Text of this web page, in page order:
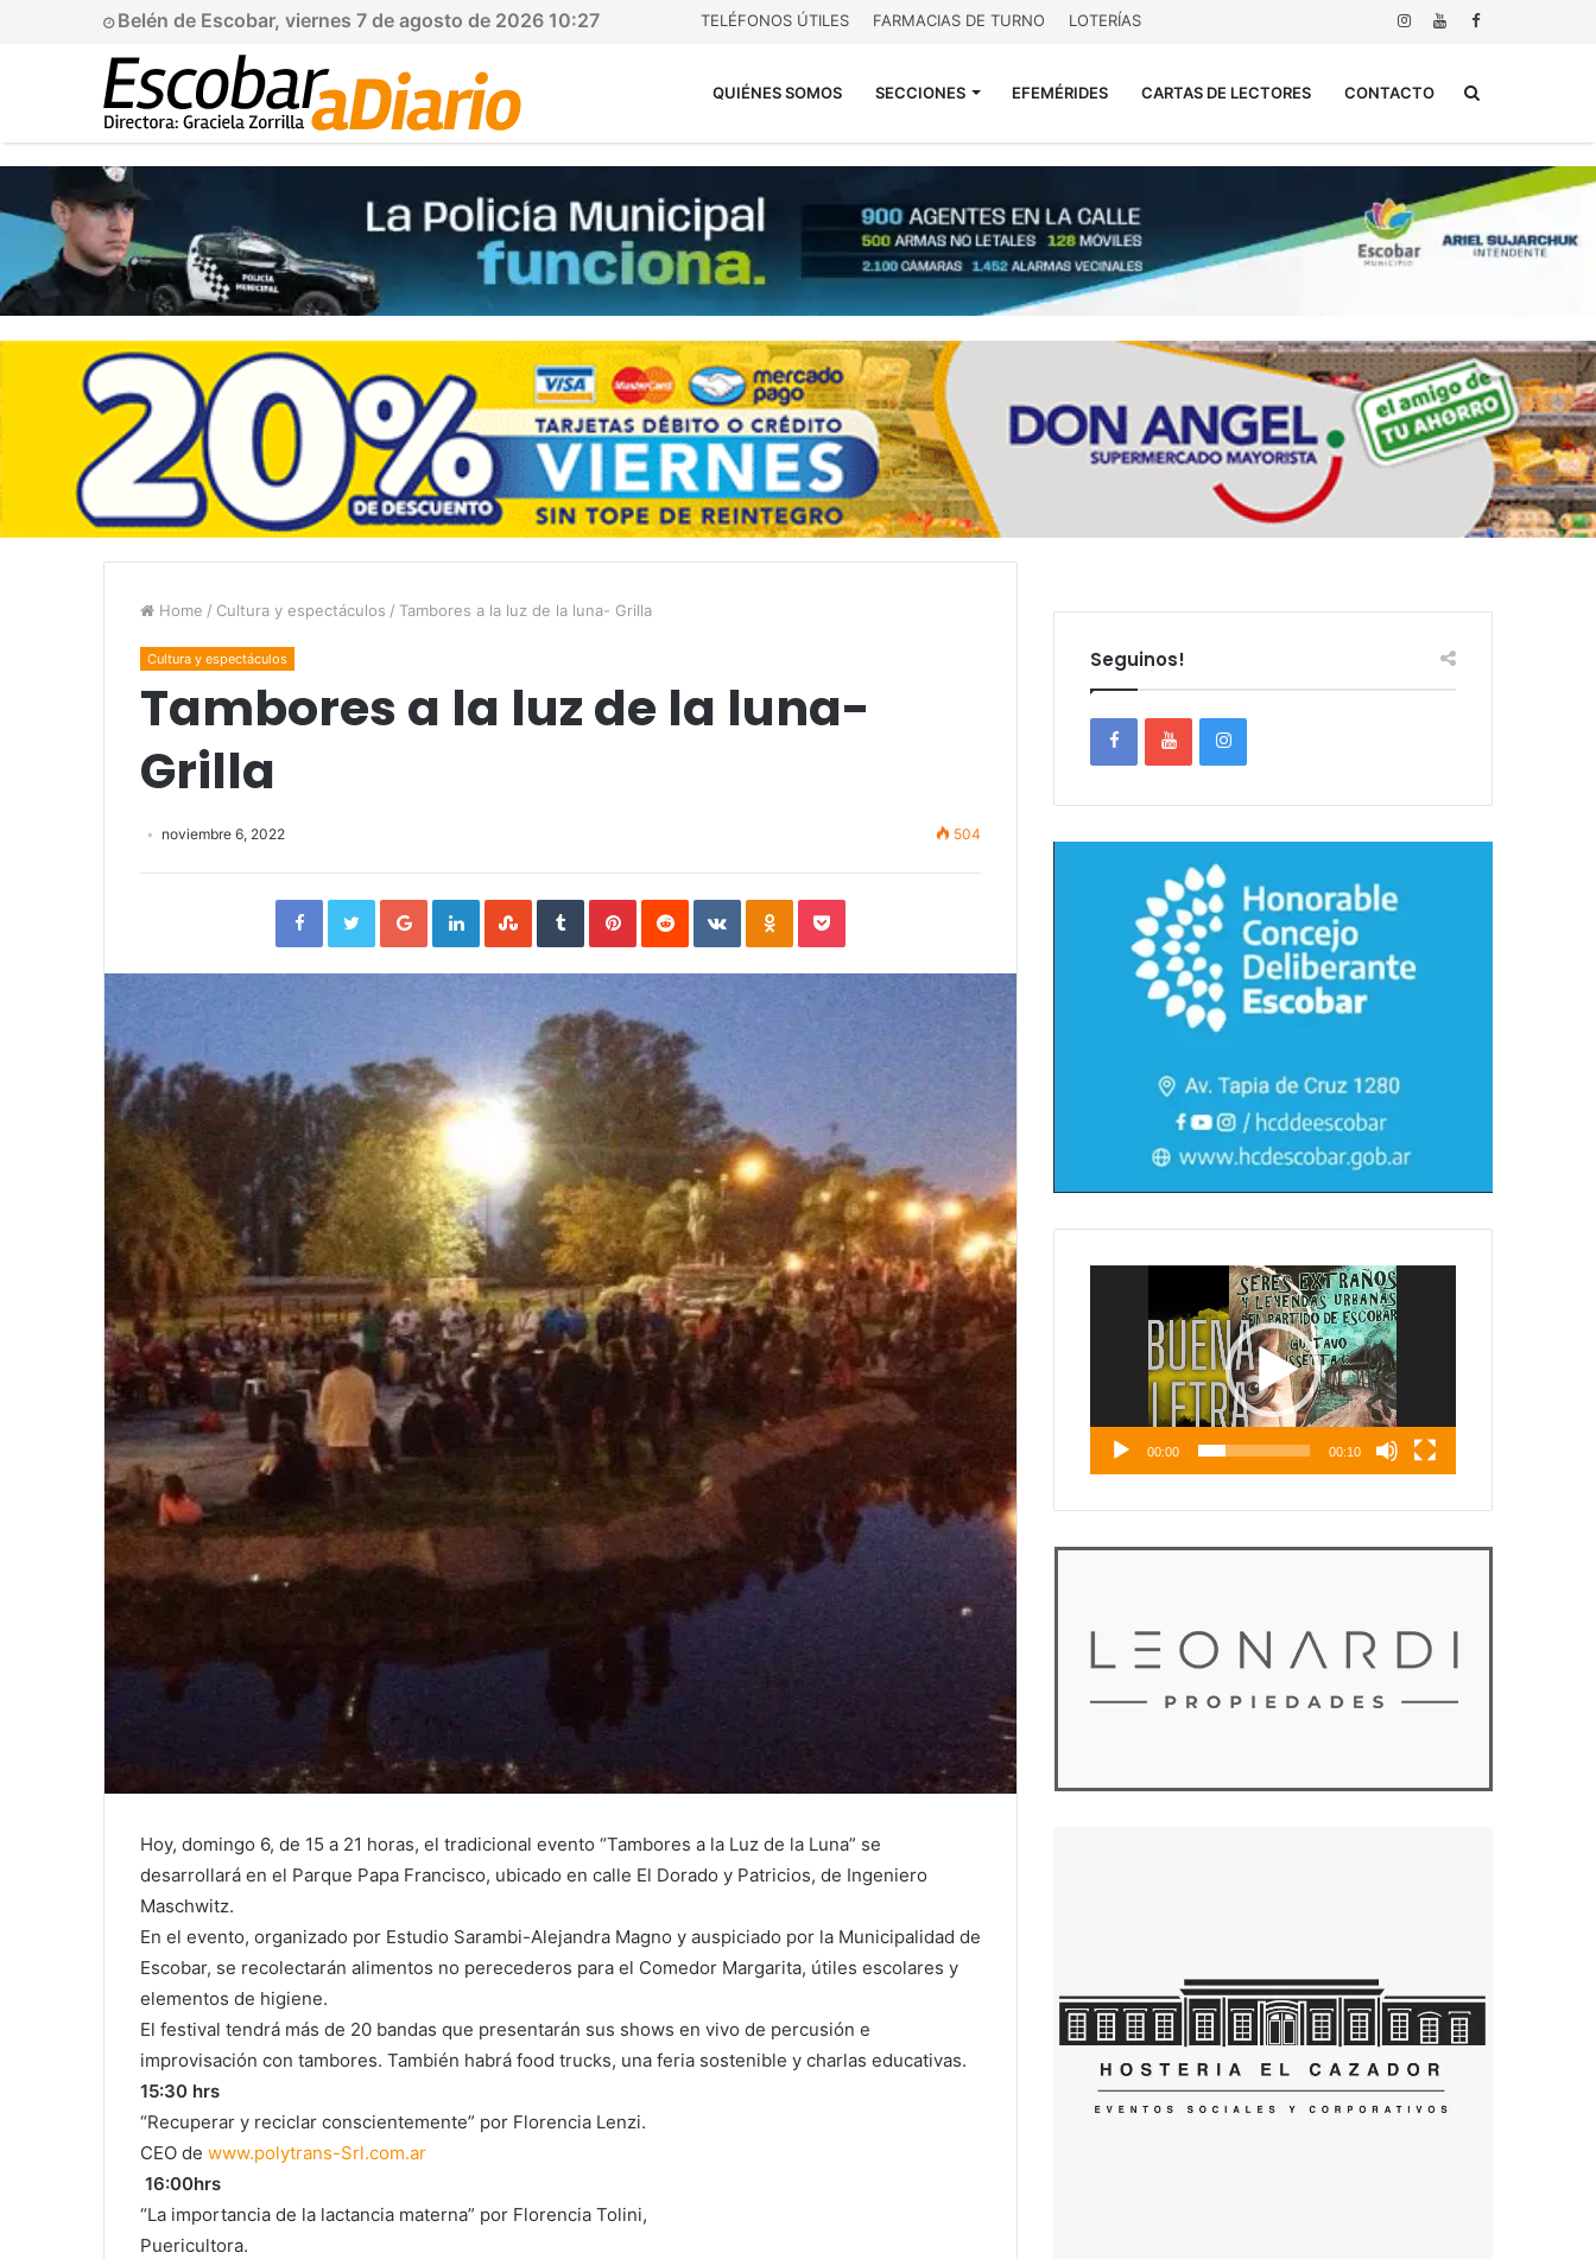
Belén de Escobar, viernes 7 de agosto de 2026 10:27 TELÉFONOS ÚTILES FARMACIAS DE TURNO LOTERÍAS
QUIÉNES SOMOS SECCIONES EFEMÉRIDES CARTAS DE LECTORES CONTACTO
Home / Cultura y espectáculos / Tambores a la luz de la luna- Grilla
Cultura y espectáculos
Tambores a la luz de la luna-
Grilla
noviembre 6, 2022 504
FacebookTwitterGoogle+LinkedInStumbleUpon
TumblrPinterestReddit VKontakteOdnoklassniki
Pocket
Hoy, domingo 6, de 15 a 21 horas, el tradicional evento “Tambores a la Luz de la Luna” se
desarrollará en el Parque Papa Francisco, ubicado en calle El Dorado y Patricios, de Ingeniero
Maschwitz.
En el evento, organizado por Estudio Sarambi-Alejandra Magno y auspiciado por la Municipalidad de
Escobar, se recolectarán alimentos no perecederos para el Comedor Margarita, útiles escolares y
elementos de higiene.
El festival tendrá más de 20 bandas que presentarán sus shows en vivo de percusión e
improvisación con tambores. También habrá food trucks, una feria sostenible y charlas educativas.
15:30 hrs
“Recuperar y reciclar conscientemente” por Florencia Lenzi.
CEO de www.polytrans-Srl.com.ar
16:00hrs
“La importancia de la lactancia materna” por Florencia Tolini,
Puericultora.
Seguinos!
00:00 00:10